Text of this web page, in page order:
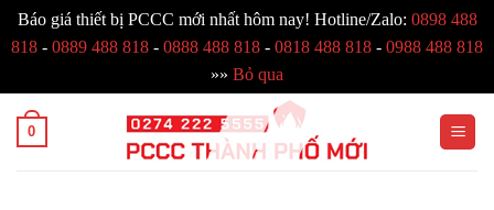
Báo giá thiết bị PCCC mới nhất hôm nay! Hotline/Zalo: 0898 488
818 - 0889 488 818 - 0888 488 818 - 0818 488 818 - 0988 488 818
»» Bỏ qua
0